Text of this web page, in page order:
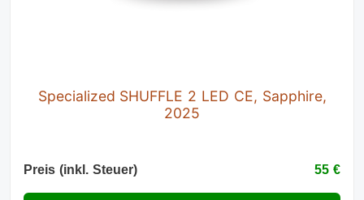
Specialized SHUFFLE 2 LED CE, Sapphire,
2025
Preis (inkl. Steuer) 55 €